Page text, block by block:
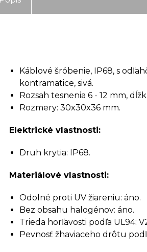
Káblové šróbenie, IP68, s
kontramatice, sivá.
Rozsah tesnenia 6 - 12 mm,
Rozmery: 30x30x36 mm.
Elektrické vlastnosti:
Druh krytia: IP68.
Materiálové vlastnosti:
Odolné proti UV žiareniu: áno.
Bez obsahu halogénov: áno.
Trieda horľavosti podľa UL94:
Pevnosť žhaviaceho drôtu